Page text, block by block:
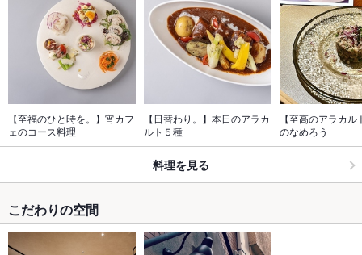
【至福のひと時を。】宵カフ
ェのコース料理
【日替わり。】本日のアラカ
ルト５種
【至高のアラカ
のなめろう
料理を見る
こだわりの空間